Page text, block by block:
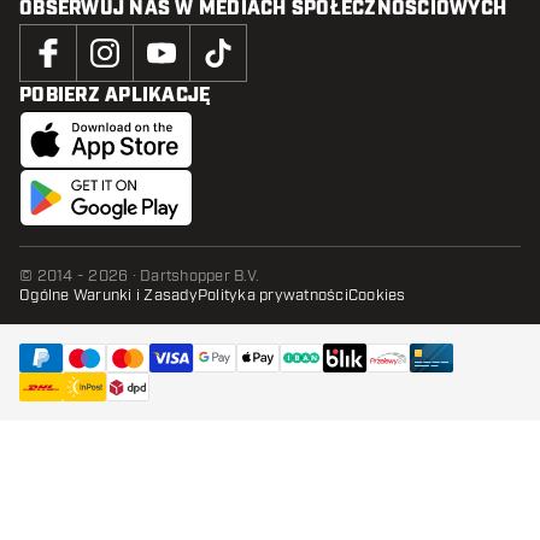
OBSERWUJ NAS W MEDIACH SPOŁECZNOŚCIOWYCH
POBIERZ APLIKACJĘ
© 2014 - 2026 · Dartshopper B.V.
Ogólne Warunki i ZasadyPolityka prywatnościCookies